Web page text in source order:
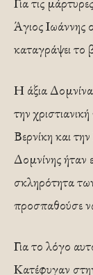
Άγιος Ιωάννης
καταγράψει το
Η άξια
την
Βερνίκη και
Δομνίνης ήταν
σκληρότητα
προσπαθούσε
Για το λόγο
Κατέφυγαν